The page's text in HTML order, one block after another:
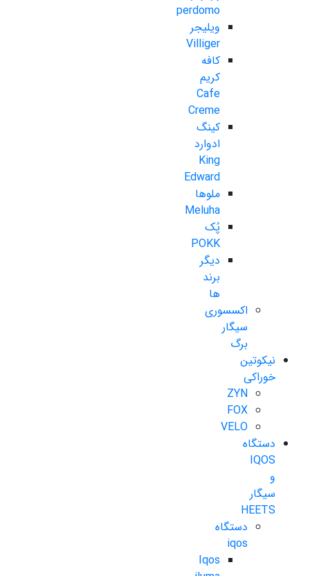
perdomo
ویلیجر
Villiger
کافه
کریم
Cafe
Creme
کینگ
ادوارد
King
Edward
ملوها
Meluha
پُک
POKK
دیگر
برند
ها
اکسسوری
سیگار
برگ
نیکوتین
خوراکی
ZYN
FOX
VELO
دستگاه
IQOS
و
سیگار
HEETS
دستگاه
iqos
Iqos